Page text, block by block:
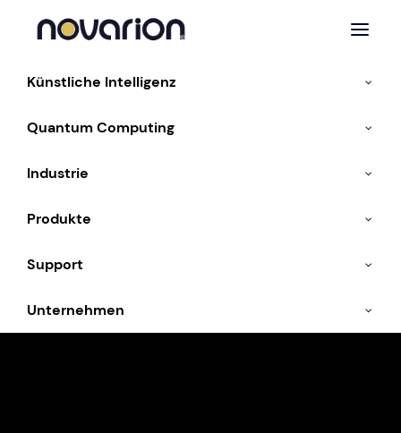
Künstliche Intelligenz
Quantum Computing
Industrie
Produkte
Support
Unternehmen